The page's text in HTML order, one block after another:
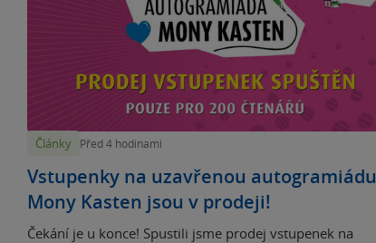
Články Před 4 hodinami
Vstupenky na uzavřenou autogramiádu
Mony Kasten jsou v prodeji!
Čekání je u konce! Spustili jsme prodej vstupenek na